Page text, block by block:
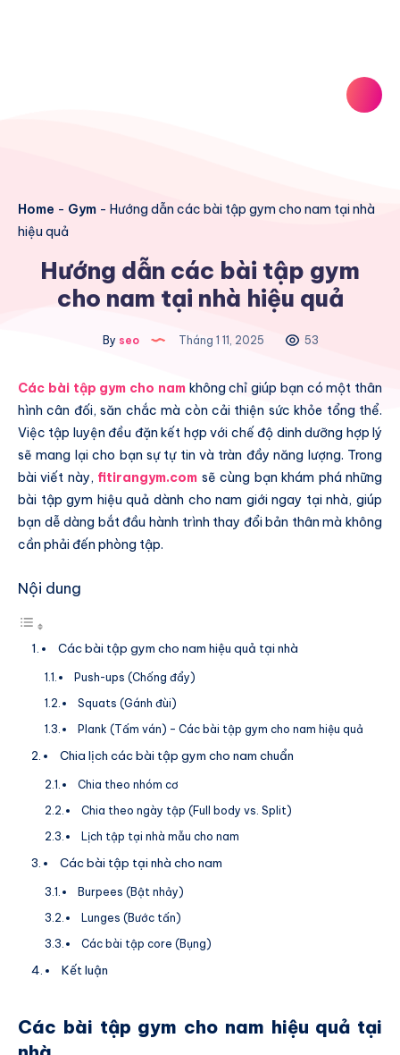
Home - Gym - Hướng dẫn các bài tập gym cho nam tại nhà
hiệu quả
Hướng dẫn các bài tập gym
cho nam tại nhà hiệu quả
By seo Tháng 1 11, 2025 53
Các bài tập gym cho namkhông chỉ giúp bạn có một thân
hình cân đối, săn chắc mà còn cải thiện sức khỏe tổng thể.
Việc tập luyện đều đặn kết hợp với chế độ dinh dưỡng hợp lý
sẽ mang lại cho bạn sự tự tin và tràn đầy năng lượng. Trong
bài viết này, fitirangym.com sẽ cùng bạn khám phá những
bài tập gym hiệu quả dành cho nam giới ngay tại nhà, giúp
bạn dễ dàng bắt đầu hành trình thay đổi bản thân mà không
cần phải đến phòng tập.
Nội dung
Các bài tập gym cho nam hiệu quả tại nhà
Push-ups (Chống đẩy)
Squats (Gánh đùi)
Plank (Tấm ván) – Các bài tập gym cho nam hiệu quả
Chia lịch các bài tập gym cho nam chuẩn
Chia theo nhóm cơ
Chia theo ngày tập (Full body vs. Split)
Lịch tập tại nhà mẫu cho nam
Các bài tập tại nhà cho nam
Burpees (Bật nhảy)
Lunges (Bước tấn)
Các bài tập core (Bụng)
Kết luận
Các bài tập gym cho nam hiệu quả tại